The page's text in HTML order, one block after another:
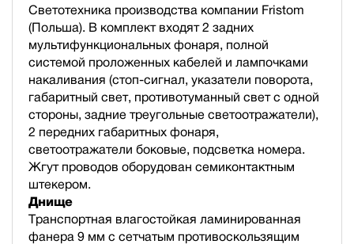
Светотехника производства компании Fristom
(Польша). В комплект входят 2 задних
мультифункциональных фонаря, полной
cистемой проложенных кабелей и лампочками
накаливания (стоп-сигнал, указатели поворота,
габаритный свет, противотуманный свет с одной
стороны, задние треугольные светоотражатели),
2 передних габаритных фонаря,
светоотражатели боковые, подсветка номера.
Жгут проводов оборудован семиконтактным
штекером.
Днище
Транспортная влагостойкая ламинированная
фанера 9 мм с сетчатым противоскользящим